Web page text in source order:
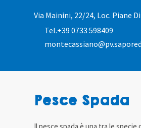
Via Mainini, 22/24, Loc. Piane
Tel.+39 0733 598409
Pesce Spada